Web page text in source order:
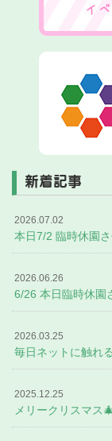
新着記事
2026.07.02
本日7/2 臨時休園
2026.06.26
6/26 本日臨時休園
2026.03.25
毎日ネットに触れ
2025.12.25
メリークリスマス